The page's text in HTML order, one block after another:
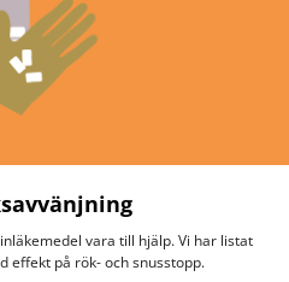
vara till hjälp. Vi har listat
effekt på rök- och snusstopp.